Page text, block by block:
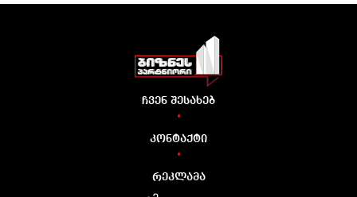
ჩვენ შესახებ
•
კონტაქტი
•
რეკლამა